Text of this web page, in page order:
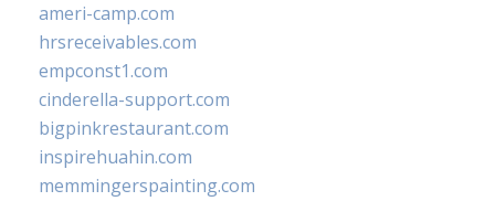
ameri-camp.com
hrsreceivables.com
empconst1.com
cinderella-support.com
bigpinkrestaurant.com
inspirehuahin.com
memmingerspainting.com